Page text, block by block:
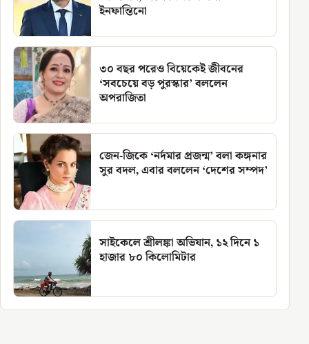
ইনফান্তিনো
৩০ বছর পরেও বিয়েকেই জীবনের
‘সবচেয়ে বড় পুরস্কার’ বললেন
অপরাজিতা
জেন-জিকে ‘নর্দমার প্রজন্ম’ বলা কঙ্গনার
সুর বদল, এবার বললেন ‘দেশের সম্পদ’
সাইকেলে শ্রীলঙ্কা অভিযান, ১২ দিনে ১
হাজার ৮০ কিলোমিটার